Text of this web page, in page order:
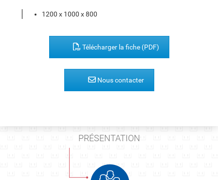
1200 x 1000 x 800
Télécharger la fiche (PDF)
Nous contacter
PRÉSENTATION